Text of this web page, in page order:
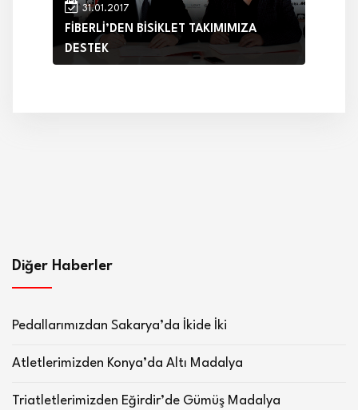
31.01.2017
FİBERLİ’DEN BİSİKLET TAKIMIMIZA
DESTEK
Diğer Haberler
Pedallarımızdan Sakarya’da İkide İki
Atletlerimizden Konya’da Altı Madalya
Triatletlerimizden Eğirdir’de Gümüş Madalya